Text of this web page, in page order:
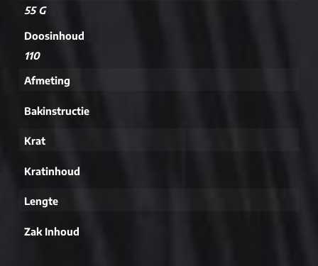
55 G
Doosinhoud
110
Afmeting
Bakinstructie
Krat
Kratinhoud
Lengte
Zak Inhoud